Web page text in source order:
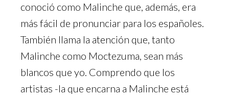
conoció como Malinche que, además, era
más fácil de pronunciar para los españoles.
También llama la atención que, tanto
Malinche como Moctezuma, sean más
blancos que yo. Comprendo que los
artistas -la que encarna a Malinche está